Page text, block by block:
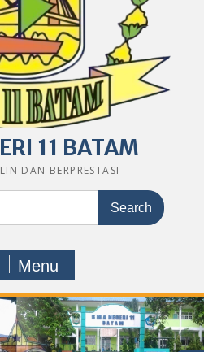
11 BATAM
DAN BERPRESTASI
Menu